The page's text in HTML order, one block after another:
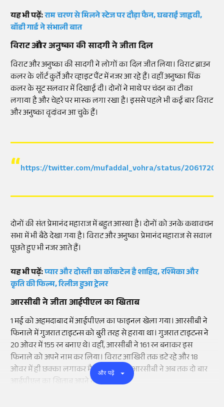
यह भी पढ़ें:राम चरण से मिलने स्टेज पर दौड़ा फैन, घबराईं जाह्नवी,
बॉडी गार्ड ने संभाली बात
विराट और अनुष्का की सादगी ने जीता दिल
विराट और अनुष्का की सादगी ने लोगों का दिल जीत लिया। विराट ब्राउन
कलर के शॉर्ट कुर्ते और व्हाइट पैंट में नजर आ रहे हैं। वहीं अनुष्का पिंक
कलर के सूट सलवार में दिखाई दी। दोनों ने माथे पर चंदन का टीका
लगाया है और चेहरे पर मास्क लगा रखा है। इससे पहले भी कई बार विराट
और अनुष्का वृदांवन आ चुके हैं।
https://twitter.com/mufaddal_vohra/status/
दोनों की संत प्रेमानंद महाराज में बहुत आस्था है। दोनों को उनके कथावचन
सभा में भी बैठे देखा गया है। विराट और अनुष्का प्रेमानंद महाराज से सवाल
पूछते हुए भी नजर आते हैं।
यह भी पढ़ें:प्यार और दोस्ती का कॉकटेल है शाहिद, रश्मिका और
कृति की फिल्म, रिलीज हुआ ट्रेलर
आरसीबी ने जीता आईपीएल का खिताब
1 मई को अहमदाबाद में आईपीएल का फाइनल खेला गया। आरसीबी ने
फिनाले में गुजरात टाइटन्स को बुरी तरह से हराया था। गुजरात टाइटन्स ने
20 ओवर में 155 रन बनाए थे। वहीं, आरसीबी ने 161 रन बनाकर इस
फिनाले को अपने नाम कर लिया। विराट आखिरी तक डटे रहे और 18
ओवर में ही छक्का लगाकर मैच जीत लिया। आरसीबी ने अब तक दो बार
आईपीएल का खिताब अपने नाम किया है।
और पढ़ें